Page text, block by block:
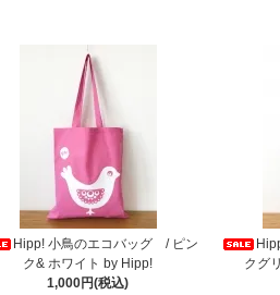
Hipp! 小鳥のエコバッグ / ピン
ク& ホワイト by Hipp!
1,000円(税込)
クグ